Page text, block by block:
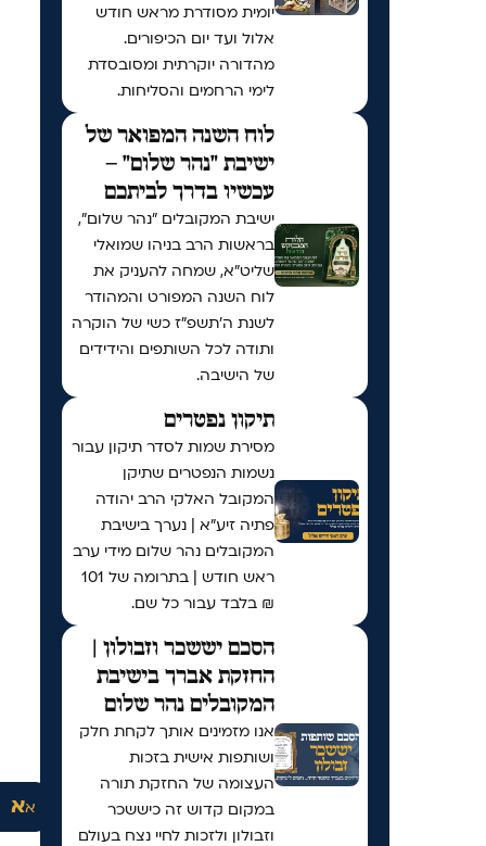
אא
יומית מסודרת מראש חודש
אלול ועד יום הכיפורים.
מהדורה יוקרתית ומסובסדת
לימי הרחמים והסליחות.
לוח השנה המפואר של
ישיבת "נהר שלום" –
עכשיו בדרך לביתכם
ישיבת המקובלים "נהר שלום",
בראשות הרב בניהו שמואלי
שליט"א, שמחה להעניק את
לוח השנה המפורט והמהודר
לשנת ה'תשפ"ז כשי של הוקרה
ותודה לכל השותפים והידידים
של הישיבה.
תיקון נפטרים
מסירת שמות לסדר תיקון עבור
נשמות הנפטרים שתיקן
המקובל האלקי הרב יהודה
פתיה זיע"א | נערך בישיבת
המקובלים נהר שלום מידי ערב
ראש חודש | בתרומה של 101
₪ בלבד עבור כל שם.
הסכם יששכר וזבולון |
החזקת אברך בישיבת
המקובלים נהר שלום
אנו מזמינים אותך לקחת חלק
ושותפות אישית בזכות
העצומה של החזקת תורה
במקום קדוש זה כיששכר
וזבולון ולזכות לחיי נצח בעולם